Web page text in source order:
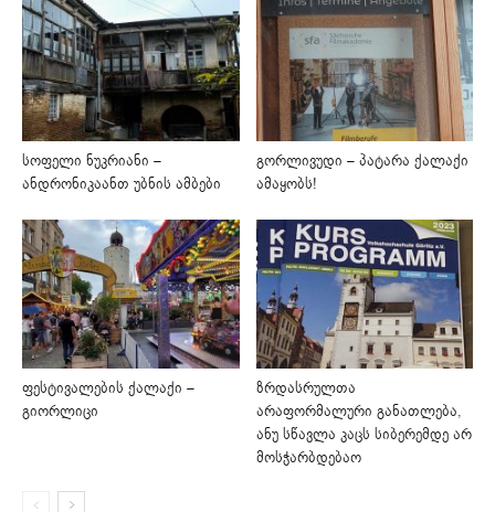
სოფელი ნუკრიანი –
ანდრონიკაანთ უბნის ამბები
გორლივუდი – პატარა ქალაქი
ამაყობს!
ფესტივალების ქალაქი –
გიორლიცი
ზრდასრულთა
არაფორმალური განათლება,
ანუ სწავლა კაცს სიბერემდე არ
მოსჭარბდებაო